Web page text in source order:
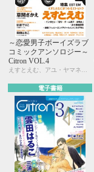
～恋愛男子ボーイズラブ
コミックアンソロジー～
Citron VOL.4
えすとえむ、アユ・ヤマネ、糸井のぞ、今井ゆうみ、宇野ジニア、カシオ、草間さかえ、雲田はるこ、彩景でりこ、汀 万里、仁茂田あい、はにわ、桃山なおこ、もろづみすみとも
電子書籍